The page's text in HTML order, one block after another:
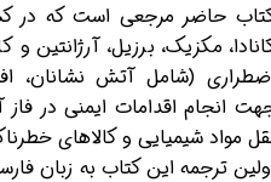
حاضر مرجعی است که در
مکزیک، برزیل،
(شامل آتش نشانان،
انجام اقدامات ایمنی در
مواد شیمیایی و کالاهای